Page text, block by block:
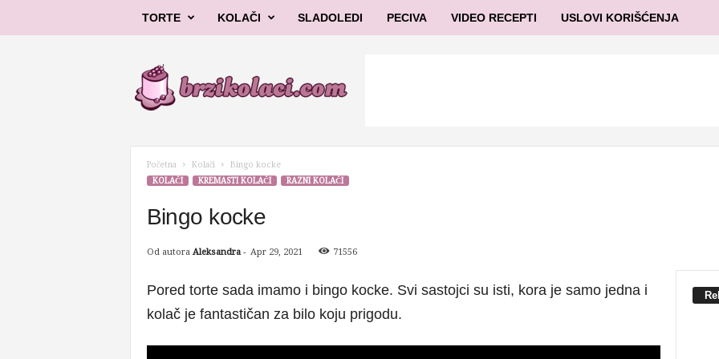
TORTE KOLAČI SLADOLEDI PECIVA VIDEO RECEPTI USLOVI KORIŠĆENJA
l
Početna Kolači
Bingo kocke
KOLAČI
KREMASTI KOLAČI RAZNI KOLAČI
Bingo kocke
Od autora Aleksandra- Apr 29, 2021 71556
Pored torte sada imamo i bingo kocke. Svi sastojci su isti, kora je samo jedna i
kolač je fantastičan za bilo koju prigodu.